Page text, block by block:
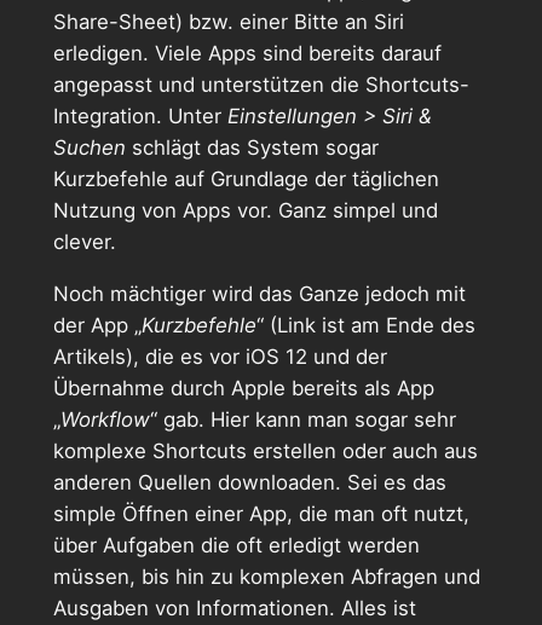
Share-Sheet) bzw. einer Bitte an Siri
erledigen. Viele Apps sind bereits darauf
angepasst und unterstützen die Shortcuts-
Integration. UnterEinstellungen > Siri &
Suchen schlägt das System sogar
Kurzbefehle auf Grundlage der täglichen
Nutzung von Apps vor. Ganz simpel und
clever.
Noch mächtiger wird das Ganze jedoch mit
der App „Kurzbefehle“ (Link ist am Ende des
Artikels), die es vor iOS 12 und der
Übernahme durch Apple bereits als App
„Workflow“ gab. Hier kann man sogar sehr
komplexe Shortcuts erstellen oder auch aus
anderen Quellen downloaden. Sei es das
simple Öffnen einer App, die man oft nutzt,
über Aufgaben die oft erledigt werden
müssen, bis hin zu komplexen Abfragen und
Ausgaben von Informationen. Alles ist